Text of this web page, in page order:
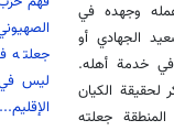
جعلته
ليس
الإقليم...
عمله وجهده في
الجهادي أو
في خدمة أهله.
لحقيقة الكيان
جعلته